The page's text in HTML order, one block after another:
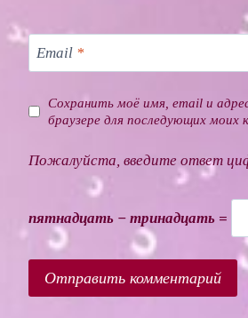
Email *
Сохранить моё имя, email и
браузере для последующих моих
Пожалуйста, введите ответ
пятнадцать − тринадцать =